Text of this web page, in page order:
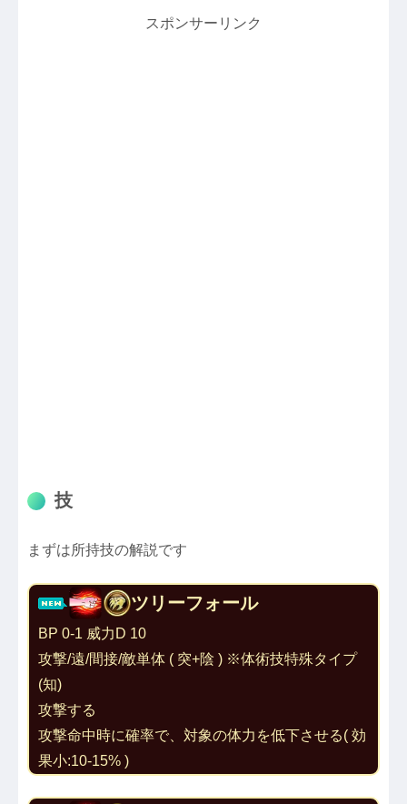
スポンサーリンク
技
まずは所持技の解説です
ツリーフォール
BP 0-1 威力D 10
攻撃/遠/間接/敵単体 ( 突+陰 ) ※体術技特殊タイプ
(知)
攻撃する
攻撃命中時に確率で、対象の体力を低下させる( 効
果小:10-15% )